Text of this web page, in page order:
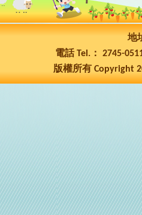
地
電話 Tel.： 2745-
版權所有 Copyright